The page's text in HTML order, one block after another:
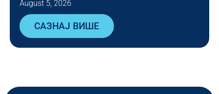
August 5, 2026
САЗНАЈ ВИШЕ